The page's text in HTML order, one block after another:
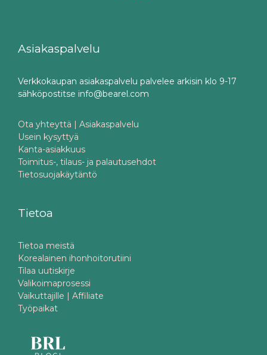
Asiakaspalvelu
Verkkokaupan asiakaspalvelu palvelee arkisin klo 9-17
sähköpostitse info@bearel.com
Ota yhteyttä | Asiakaspalvelu
Usein kysyttyä
Kanta-asiakkuus
Toimitus-, tilaus- ja palautusehdot
Tietosuojakäytäntö
Tietoa
Tietoa meistä
Korealainen ihonhoitorutiini
Tilaa uutiskirje
Valikoimaprosessi
Vaikuttajille | Affiliate
Työpaikat